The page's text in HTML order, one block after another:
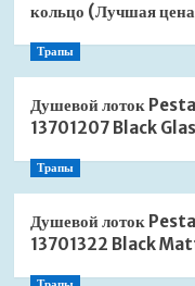
кольцо (Лучшая
Трапы
Душевой лоток
13701207 Black
Трапы
Душевой лоток
13701322 Black